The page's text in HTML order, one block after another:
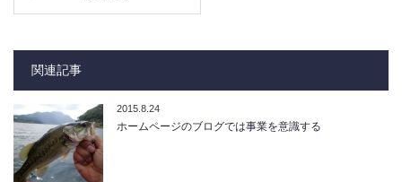
関連記事
2015.8.24
ホームページのブログでは事業を意識する